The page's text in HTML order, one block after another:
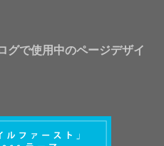
グで使用中のページデザイ